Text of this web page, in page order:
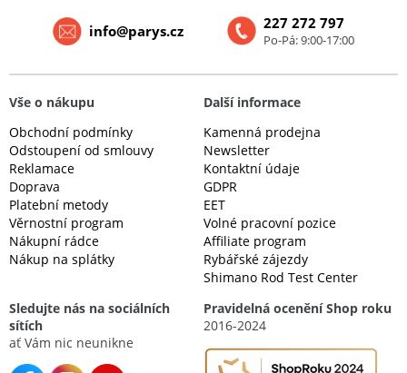
227 272 797
Po-Pá: 9:00-17:00
info@parys.cz
Vše o nákupu
Obchodní podmínky
Odstoupení od smlouvy
Reklamace
Doprava
Platební metody
Věrnostní program
Nákupní rádce
Nákup na splátky
Další informace
Kamenná prodejna
Newsletter
Kontaktní údaje
GDPR
EET
Volné pracovní pozice
Affiliate program
Rybářské zájezdy
Shimano Rod Test Center
Sledujte nás na sociálních
sítích
ať Vám nic neunikne
Pravidelná ocenění Shop roku
2016-2024